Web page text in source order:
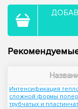
Интенсификация
сложной формы
трубчатых и